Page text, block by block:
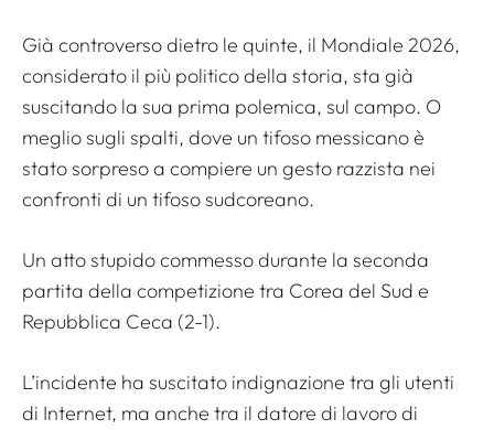
Già controverso dietro le quinte, il Mondiale 2026,
considerato il più politico della storia, sta già
suscitando la sua prima polemica, sul campo. O
meglio sugli spalti, dove un tifoso messicano è
stato sorpreso a compiere un gesto razzista nei
confronti di un tifoso sudcoreano.
Un atto stupido commesso durante la seconda
partita della competizione tra Corea del Sud e
Repubblica Ceca (2-1).
L’incidente ha suscitato indignazione tra gli utenti
di Internet, ma anche tra il datore di lavoro di